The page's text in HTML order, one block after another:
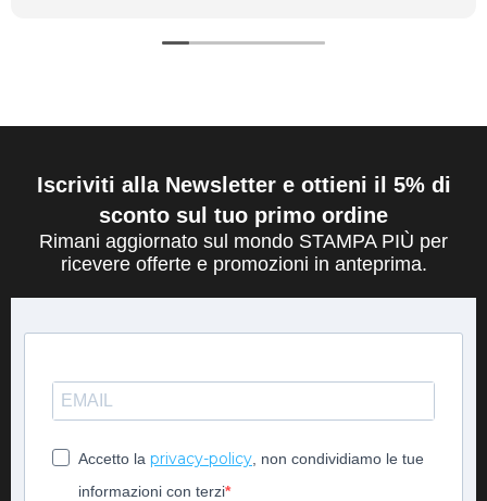
Iscriviti alla Newsletter e ottieni il 5% di
sconto sul tuo primo ordine
Rimani aggiornato sul mondo STAMPA PIÙ per
ricevere offerte e promozioni in anteprima.
Accetto la privacy-policy , non condividiamo le tue
informazioni con terzi